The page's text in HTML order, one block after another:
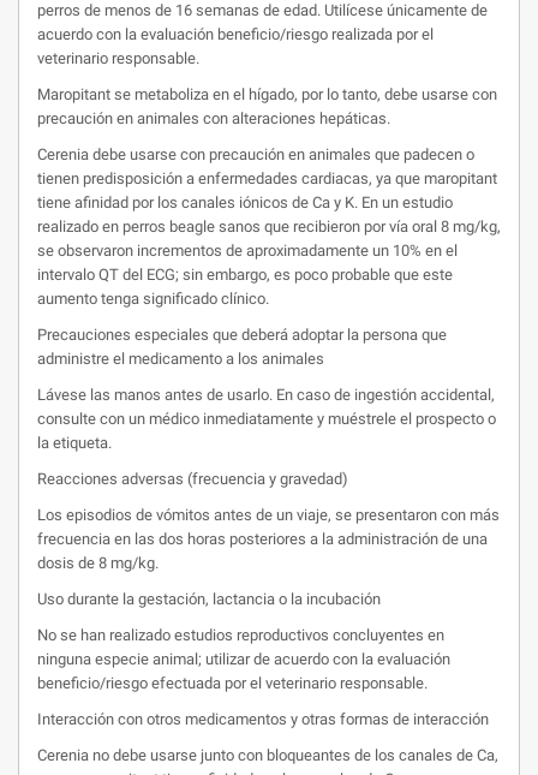
perros de menos de 16 semanas de edad. Utilícese únicamente de
acuerdo con la evaluación beneficio/riesgo realizada por el
veterinario responsable.
Maropitant se metaboliza en el hígado, por lo tanto, debe usarse con
precaución en animales con alteraciones hepáticas.
Cerenia debe usarse con precaución en animales que padecen o
tienen predisposición a enfermedades cardiacas, ya que maropitant
tiene afinidad por los canales iónicos de Ca y K. En un estudio
realizado en perros beagle sanos que recibieron por vía oral 8 mg/kg,
se observaron incrementos de aproximadamente un 10% en el
intervalo QT del ECG; sin embargo, es poco probable que este
aumento tenga significado clínico.
Precauciones especiales que deberá adoptar la persona que
administre el medicamento a los animales
Lávese las manos antes de usarlo. En caso de ingestión accidental,
consulte con un médico inmediatamente y muéstrele el prospecto o
la etiqueta.
Reacciones adversas (frecuencia y gravedad)
Los episodios de vómitos antes de un viaje, se presentaron con más
frecuencia en las dos horas posteriores a la administración de una
dosis de 8 mg/kg.
Uso durante la gestación, lactancia o la incubación
No se han realizado estudios reproductivos concluyentes en
ninguna especie animal; utilizar de acuerdo con la evaluación
beneficio/riesgo efectuada por el veterinario responsable.
Interacción con otros medicamentos y otras formas de interacción
Cerenia no debe usarse junto con bloqueantes de los canales de Ca,